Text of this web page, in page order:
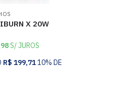
X 20W
S/ JUROS
R$ 199,7110% DE